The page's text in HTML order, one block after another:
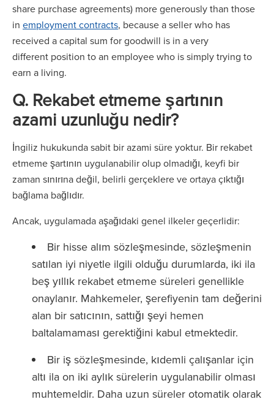
share purchase agreements) more generously than those
in employment contracts, because a seller who has
received a capital sum for goodwill is in a very
different position to an employee who is simply trying to
earn a living.
Q. Rekabet etmeme şartının
azami uzunluğu nedir?
İngiliz hukukunda sabit bir azami süre yoktur. Bir rekabet
etmeme şartının uygulanabilir olup olmadığı, keyfi bir
zaman sınırına değil, belirli gerçeklere ve ortaya çıktığı
bağlama bağlıdır.
Ancak, uygulamada aşağıdaki genel ilkeler geçerlidir:
Bir hisse alım sözleşmesinde, sözleşmenin
satılan iyi niyetle ilgili olduğu durumlarda, iki ila
beş yıllık rekabet etmeme süreleri genellikle
onaylanır. Mahkemeler, şerefiyenin tam değerini
alan bir satıcının, sattığı şeyi hemen
baltalamaması gerektiğini kabul etmektedir.
Bir iş sözleşmesinde, kıdemli çalışanlar için
altı ila on iki aylık sürelerin uygulanabilir olması
muhtemeldir. Daha uzun süreler otomatik olarak